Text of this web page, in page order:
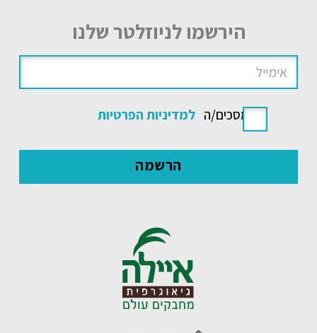
הירשמו לניוזלטר שלנו
אני מסכים/ה למדיניות הפרטיות